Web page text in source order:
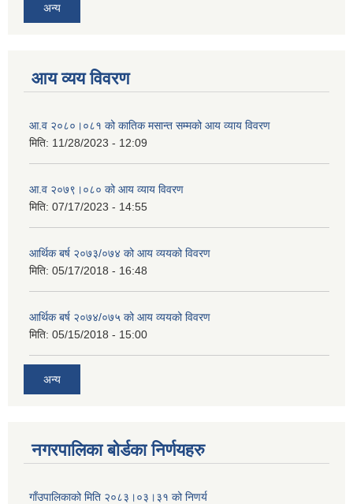
अन्य
आय व्यय विवरण
आ.व २०८०।०८१ को कातिक मसान्त सम्मको आय व्याय विवरण
मिति: 11/28/2023 - 12:09
आ.व २०७९।०८० को आय व्याय विवरण
मिति: 07/17/2023 - 14:55
आर्थिक बर्ष २०७३/०७४ को आय व्ययको विवरण
मिति: 05/17/2018 - 16:48
आर्थिक बर्ष २०७४/०७५ को आय व्ययको विवरण
मिति: 05/15/2018 - 15:00
अन्य
नगरपालिका बोर्डका निर्णयहरु
गाँउपालिकाको मिति २०८३।०३।३१ को निणर्य